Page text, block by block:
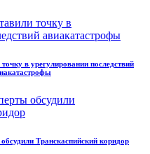
в урегулировании последствий
Транскаспийский коридор